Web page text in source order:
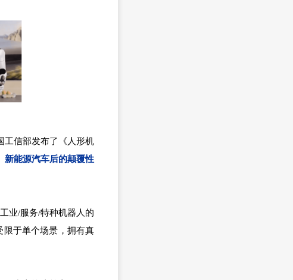
工信部发布了《人形机
新能源汽车后的颠覆性
业/服务/特种机器人的
限于单个场景，拥有真